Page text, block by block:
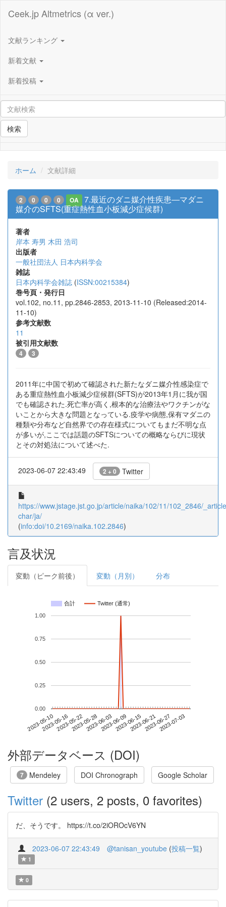
Ceek.jp Altmetrics (α ver.)
文献ランキング
新着文献
新着投稿
検索
ホーム 文献詳細
2 0 0 0 OA
7.最近のダニ媒介性疾患―マダニ
媒介のSFTS(重症熱性血小板減少症候群)
著者
岸本 寿男 木田 浩司
出版者
一般社団法人 日本内科学会
雑誌
日本内科学会雑誌 (ISSN:00215384)
巻号頁・発行日
vol.102, no.11, pp.2846-2853, 2013-11-10 (Released:2014-
11-10)
参考文献数
11
被引用文献数
4 3
2011年に中国で初めて確認された新たなダニ媒介性感染症で
ある重症熱性血小板減少症候群(SFTS)が2013年1月に我が国
でも確認された.死亡率が高く,根本的な治療法やワクチンがな
いことから大きな問題となっている.疫学や病態,保有マダニの
種類や分布など自然界での存在様式についてもまだ不明な点
が多いが,ここでは話題のSFTSについての概略ならびに現状
とその対処法について述べた.
2023-06-07 22:43:49 2 + 0 Twitter
https://www.jstage.jst.go.jp/article/naika/102/11/102_2846/
char/ja/
(info:doi/10.2169/naika.102.2846)
言及状況
変動（ピーク前後） 変動（月別） 分布
合計 Twitter (通常)
2023-05-102023-05-162023-05-222023-05-282023-06-032023-06-092023-06-152023-06-212023-06-272023-07-03
0.00
0.25
0.50
0.75
1.00
外部データベース (DOI)
7 Mendeley DOI Chronograph Google Scholar
Twitter (2 users, 2 posts, 0 favorites)
だ、そうです。 https://t.co/2iOROcV6YN
2023-06-07 22:43:49 @tanisan_youtube (投稿一覧)
1
0